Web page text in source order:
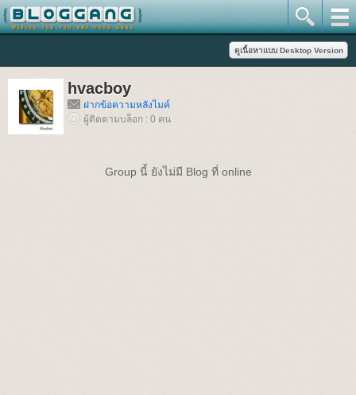
hvacboy
ฝากข้อความหลังไมค์
ผู้ติดตามบล็อก : 0 คน
Group นี้ ยังไม่มี Blog ที่ online